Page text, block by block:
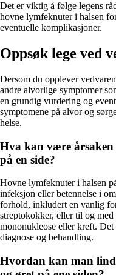
Det er viktig å følge legens
hovne lymfeknuter i halsen
eventuelle komplikasjoner.
Oppsøk lege ved
Dersom du opplever
andre alvorlige symptomer
en grundig vurdering og
symptomene på alvor og
helse.
Hva kan være
på en side?
Hovne lymfeknuter i halsen
infeksjon eller betennelse i
forhold, inkludert en vanlig
streptokokker, eller til og
mononukleose eller kreft.
diagnose og behandling.
Hvordan kan man